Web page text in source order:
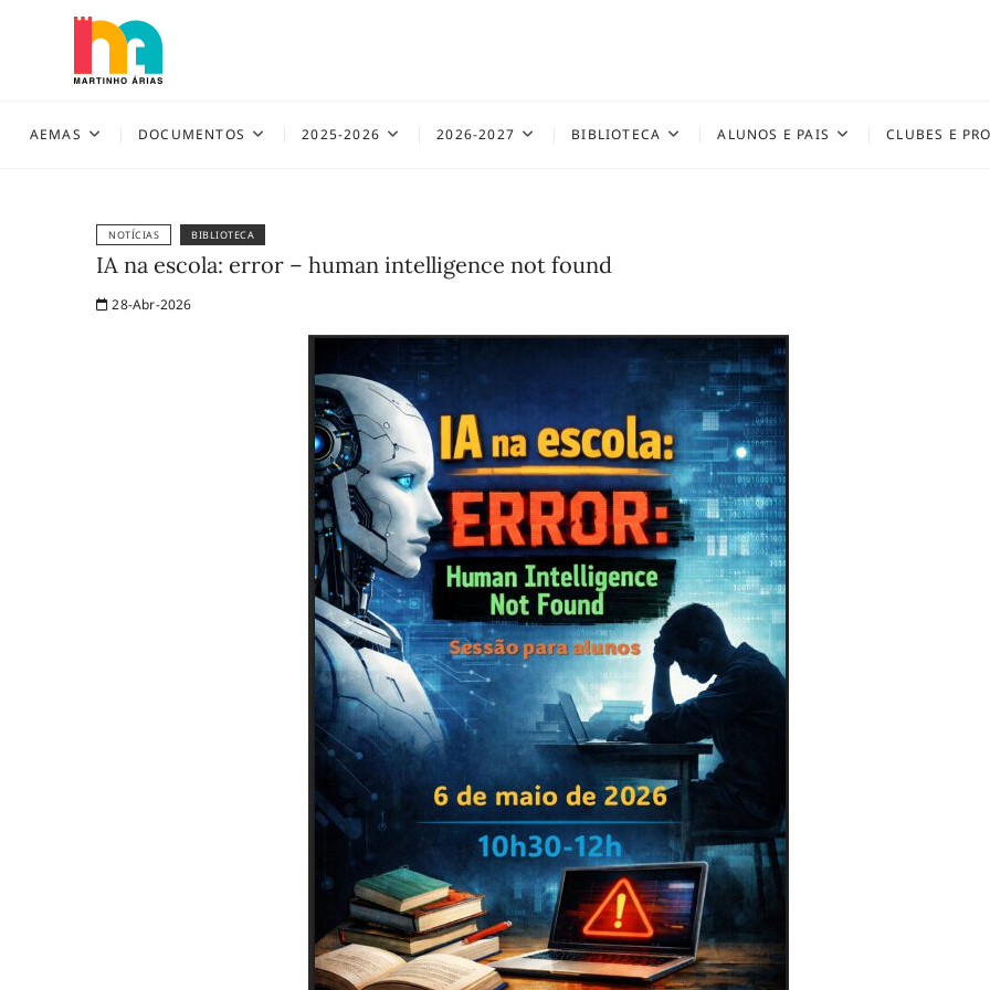
AEMAS DOCUMENTOS 2025-2026 2026-2027 BIBLIOTECA ALUNOS E PAIS CLUBES E
NOTÍCIAS BIBLIOTECA
IA na escola: error – human intelligence not found
28-Abr-2026